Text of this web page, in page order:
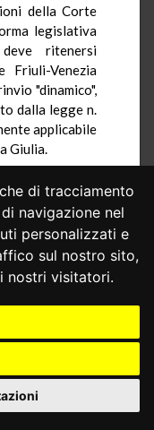
di tracciamento
navigazione nel
personalizzati e
sul nostro sito,
nostri visitatori.
della Corte
legislativa
ritenersi
Friuli-Venezia
"dinamico",
dalla legge n.
applicabile
Giulia.
aventi compiti
afferma
in materia di
esercitata
"nel rispetto" di
di controllo
del 1994, non
regionali.
secondo
all'art. 6,